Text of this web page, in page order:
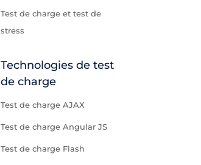
Test de charge et test de
stress
Technologies de test
de charge
Test de charge AJAX
Test de charge Angular JS
Test de charge Flash